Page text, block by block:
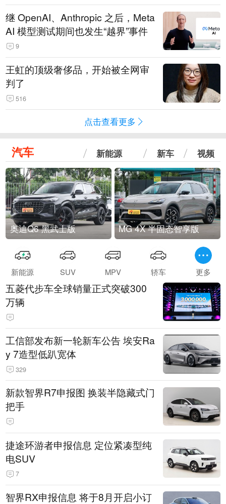
继 OpenAI、Anthropic 之后，Meta
AI 模型测试期间也发生“越界”事件
9
王虹的顶级奢侈品，开始被全网审
判了
516
点击查看更多
汽车 新能源 新车 视频
奥迪Q6 黑武士版 MG 4X 半固态智享版
新能源 SUV MPV 轿车 更多
五菱代步车全球销量正式突破300
万辆
工信部发布新一轮新车公告 埃安Ra
y 7造型低趴宽体
329
新款智界R7申报图 换装半隐藏式门
把手
捷途环游者申报信息 定位紧凑型纯
电SUV
7
智界RX申报信息 将于8月开启小订